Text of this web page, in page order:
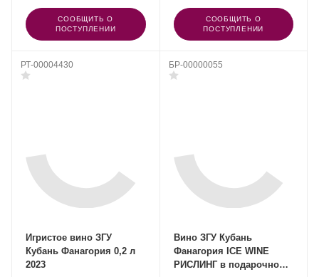
СООБЩИТЬ О
ПОСТУПЛЕНИИ
СООБЩИТЬ О
ПОСТУПЛЕНИИ
РТ-00004430
Игристое вино ЗГУ
Кубань Фанагория 0,2 л
2023
БР-00000055
Вино ЗГУ Кубань
Фанагория ICE WINE
РИСЛИНГ в подарочной